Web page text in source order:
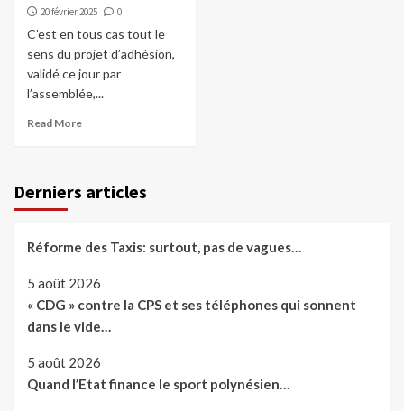
20 février 2025 0
C’est en tous cas tout le
sens du projet d’adhésion,
validé ce jour par
l’assemblée,...
Read More
Derniers articles
Réforme des Taxis: surtout, pas de vagues…
5 août 2026
« CDG » contre la CPS et ses téléphones qui sonnent
dans le vide…
5 août 2026
Quand l’Etat finance le sport polynésien…